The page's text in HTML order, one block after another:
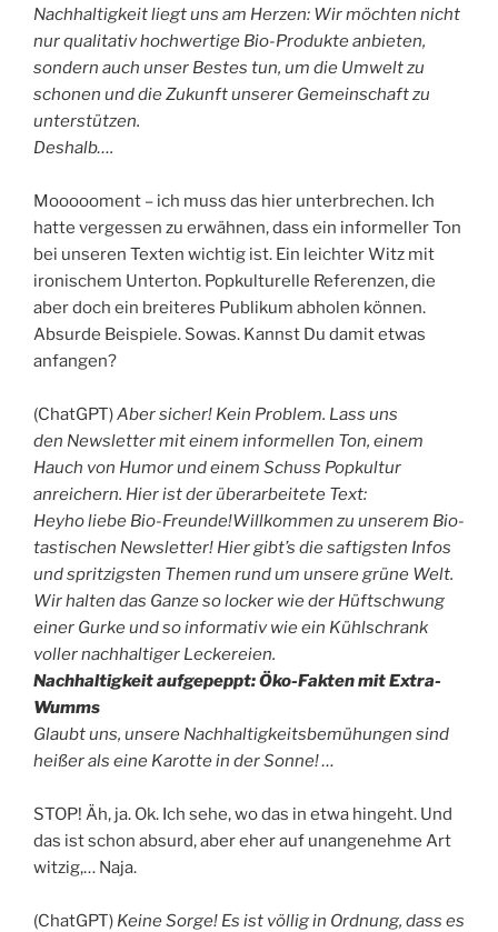
Nachhaltigkeit liegt uns am Herzen: Wir möchten nicht
nur qualitativ hochwertige Bio-Produkte anbieten,
sondern auch unser Bestes tun, um die Umwelt zu
schonen und die Zukunft unserer Gemeinschaft zu
unterstützen.
Deshalb….
Moooooment – ich muss das hier unterbrechen. Ich
hatte vergessen zu erwähnen, dass ein informeller Ton
bei unseren Texten wichtig ist. Ein leichter Witz mit
ironischem Unterton. Popkulturelle Referenzen, die
aber doch ein breiteres Publikum abholen können.
Absurde Beispiele. Sowas. Kannst Du damit etwas
anfangen?
(ChatGPT)Aber sicher! Kein Problem. Lass uns
den Newsletter mit einem informellen Ton, einem
Hauch von Humor und einem Schuss Popkultur
anreichern. Hier ist der überarbeitete Text:
Heyho liebe Bio-Freunde!Willkommen zu unserem Bio-
tastischen Newsletter! Hier gibt’s die saftigsten Infos
und spritzigsten Themen rund um unsere grüne Welt.
Wir halten das Ganze so locker wie der Hüftschwung
einer Gurke und so informativ wie ein Kühlschrank
voller nachhaltiger Leckereien.
Nachhaltigkeit aufgepeppt: Öko-Fakten mit Extra-
Wumms
Glaubt uns, unsere Nachhaltigkeitsbemühungen sind
heißer als eine Karotte in der Sonne! …
STOP! Äh, ja. Ok. Ich sehe, wo das in etwa hingeht. Und
das ist schon absurd, aber eher auf unangenehme Art
witzig,… Naja.
(ChatGPT) Keine Sorge! Es ist völlig in Ordnung, dass es